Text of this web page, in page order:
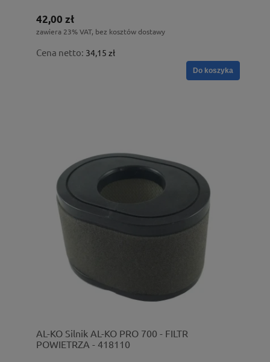
42,00 zł
zawiera 23% VAT, bez kosztów dostawy
Cena netto: 34,15 zł
Do koszyka
AL-KO Silnik AL-KO PRO 700 - FILTR
POWIETRZA - 418110